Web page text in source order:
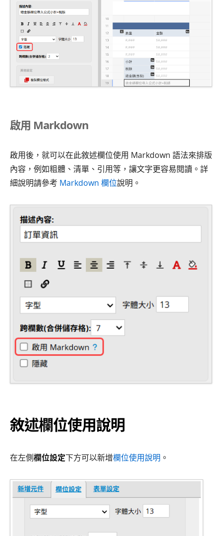
啟用 Markdown
啟用後，就可以在此敘述欄位使用 Markdown 語法來排版
內容，例如粗體、清單、引用等，讓文字更容易閱讀。詳
細說明請參考 Markdown 欄位說明。
敘述欄位使用說明
在左側欄位設定下方可以新增欄位使用說明 。